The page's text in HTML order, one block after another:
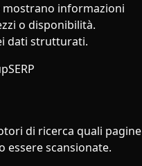
mostrano informazioni
o disponibilità.
dati strutturati.
SERP
di ricerca quali pagine
essere scansionate.